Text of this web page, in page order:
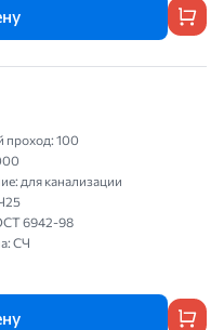
проход: 100
для канализации
6942-98
СЧ